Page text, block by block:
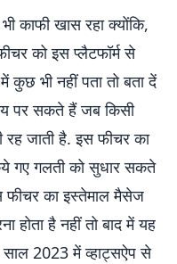
काफी खास रहा क्योंकि,
को इस प्लैटफॉर्म से
भी नहीं पता तो बता दें
पर सकते हैं जब किसी
जाती है. इस फीचर का
गए गलती को सुधार सकते
फीचर का इस्तेमाल मैसेज
है नहीं तो बाद में यह
साल 2023 में व्हाट्सऐप से